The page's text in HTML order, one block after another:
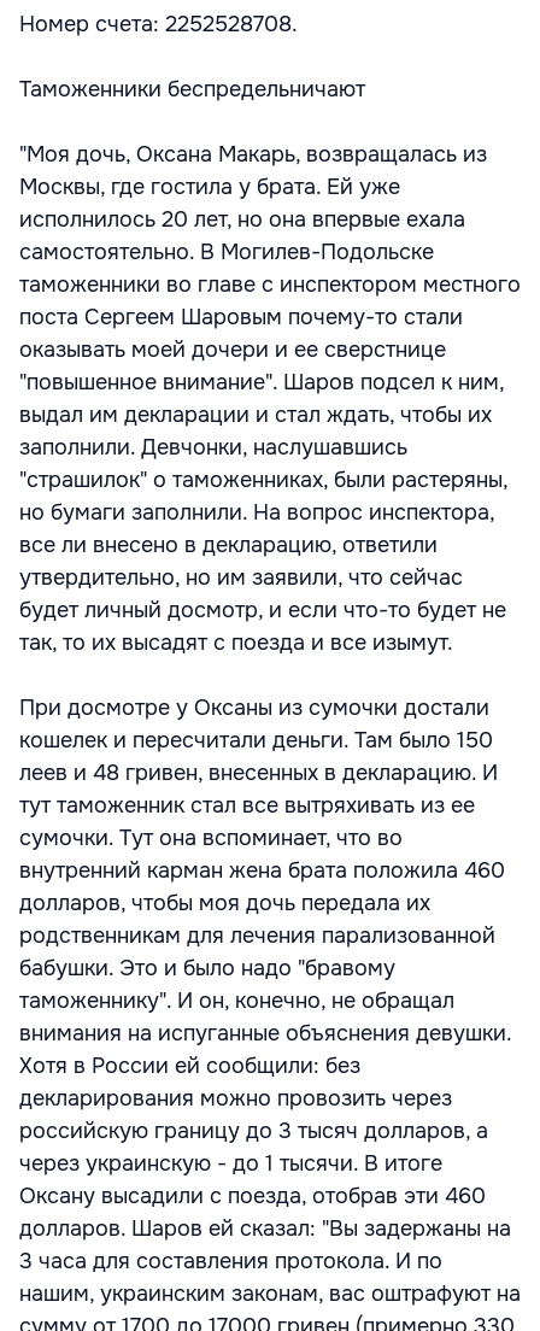
Номер счета: 2252528708.
Таможенники беспредельничают
"Моя дочь, Оксана Макарь, возвращалась из
Москвы, где гостила у брата. Ей уже
исполнилось 20 лет, но она впервые ехала
самостоятельно. В Могилев-Подольске
таможенники во главе с инспектором местного
поста Сергеем Шаровым почему-то стали
оказывать моей дочери и ее сверстнице
"повышенное внимание". Шаров подсел к ним,
выдал им декларации и стал ждать, чтобы их
заполнили. Девчонки, наслушавшись
"страшилок" о таможенниках, были растеряны,
но бумаги заполнили. На вопрос инспектора,
все ли внесено в декларацию, ответили
утвердительно, но им заявили, что сейчас
будет личный досмотр, и если что-то будет не
так, то их высадят с поезда и все изымут.
При досмотре у Оксаны из сумочки достали
кошелек и пересчитали деньги. Там было 150
леев и 48 гривен, внесенных в декларацию. И
тут таможенник стал все вытряхивать из ее
сумочки. Тут она вспоминает, что во
внутренний карман жена брата положила 460
долларов, чтобы моя дочь передала их
родственникам для лечения парализованной
бабушки. Это и было надо "бравому
таможеннику". И он, конечно, не обращал
внимания на испуганные объяснения девушки.
Хотя в России ей сообщили: без
декларирования можно провозить через
российскую границу до 3 тысяч долларов, а
через украинскую - до 1 тысячи. В итоге
Оксану высадили с поезда, отобрав эти 460
долларов. Шаров ей сказал: "Вы задержаны на
3 часа для составления протокола. И по
нашим, украинским законам, вас оштрафуют на